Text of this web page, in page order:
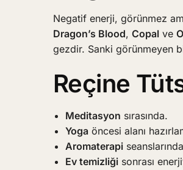
Negatif enerji, görünmez
Dragon’s Blood, Copal ve
gezdir. Sanki görünmeyen
Reçine
Meditasyon sırasında.
Yoga öncesi alanı
Aromaterapi
Ev temizliği sonrası